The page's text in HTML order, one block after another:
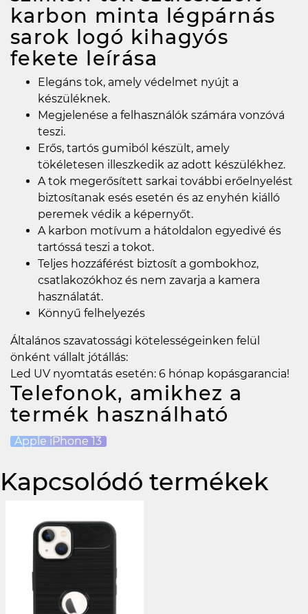
karbon minta légpárnás
sarok logó kihagyós
fekete leírása
Elegáns tok, amely védelmet nyújt a
készüléknek.
Megjelenése a felhasználók számára vonzóvá
teszi.
Erős, tartós gumiból készült, amely
tökéletesen illeszkedik az adott készülékhez.
A tok megerősített sarkai további erőelnyelést
biztosítanak esés esetén és az enyhén kiálló
peremek védik a képernyőt.
A karbon motívum a hátoldalon egyedivé és
tartóssá teszi a tokot.
Teljes hozzáférést biztosít a gombokhoz,
csatlakozókhoz és nem zavarja a kamera
használatát.
Könnyű felhelyezés
Általános szavatossági kötelességeinken felül
önként vállalt jótállás:
Led UV nyomtatás esetén: 6 hónap kopásgarancia!
Telefonok, amikhez a
termék használható
Apple iPhone 13
Kapcsolódó termékek